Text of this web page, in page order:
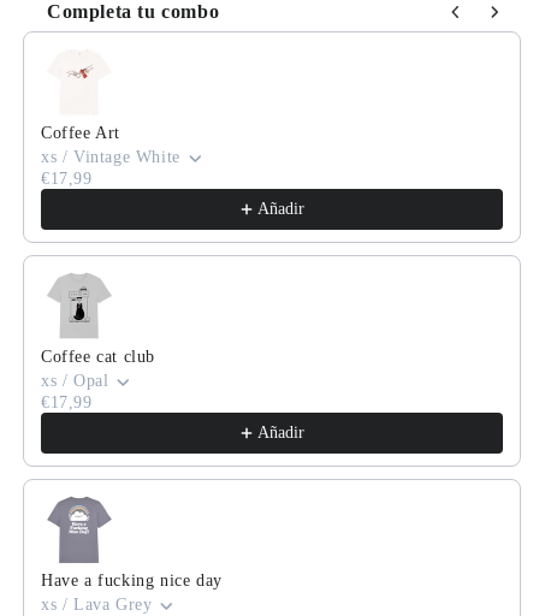
Completa tu combo
Use the Previous and Next buttons to navigate through
Coffee Art
xs / Vintage White
€17,99
Añadir
Coffee cat club
xs / Opal
€17,99
Añadir
Have a fucking nice day
xs / Lava Grey